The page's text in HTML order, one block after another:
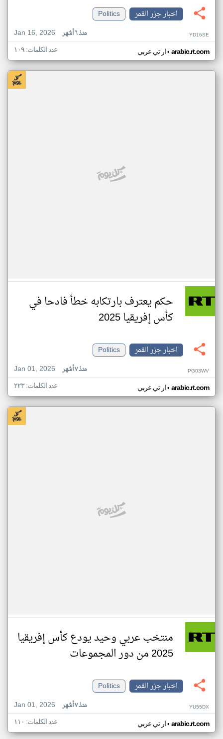
اخبار جزر القمر
Politics
Jan 16, 2026
منذ ٦ أشهر YD16SE
ار تي عربي• arabic.rt.com عدد الكلمات: ١٠٩
حكم يعترف بارتكابه خطأ فادحا في
كأس إفريقيا 2025
اخبار جزر القمر
Politics
Jan 01, 2026
منذ ٧ أشهر PG03WV
ار تي عربي• arabic.rt.com عدد الكلمات: ٢٢٣
منتخب عربي وحيد يودع كأس إفريقيا
2025 من دور المجموعات
اخبار جزر القمر
Politics
Jan 01, 2026
منذ ٧ أشهر YU55DX
ار تي عربي• arabic.rt.com عدد الكلمات: ١١٠